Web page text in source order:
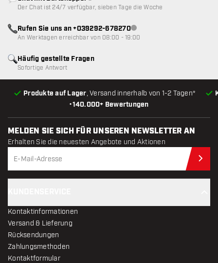
•140.000+ Bewertungen
Produkte auf Lager, Versand innerhalb von 1-2 Tagen*
Häufig gestellte Fragen
Sofortige Antwort
Der Chat ist 24/7 verfügbar, sieben Tage die Woche
Rufen Sie uns an +039292-678270Kundenservice nicht
An Werktagen erreichbar von 08:00 - 19:00
MELDEN SIE SICH FÜR UNSEREN NEWSLETTER AN
Erhalten Sie die neuesten Angebote und Aktionen
Kontaktinformationen
Versand & Lieferung
Rücksendungen
Zahlungsmethoden
Kontaktformular